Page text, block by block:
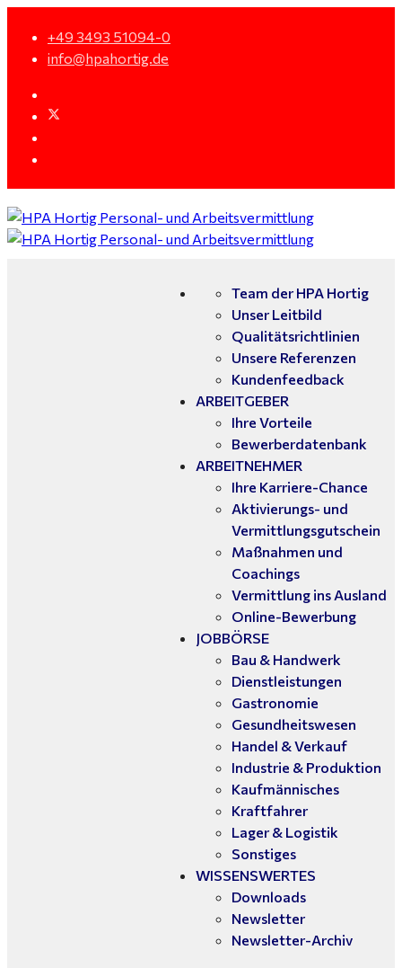
+49 3493 51094-0
info@hpahortig.de
Team der HPA Hortig
Unser Leitbild
Qualitätsrichtlinien
Unsere Referenzen
Kundenfeedback
ARBEITGEBER
Ihre Vorteile
Bewerberdatenbank
ARBEITNEHMER
Ihre Karriere-Chance
Aktivierungs- und
Vermittlungsgutschein
Maßnahmen und
Coachings
Vermittlung ins Ausland
Online-Bewerbung
JOBBÖRSE
Bau & Handwerk
Dienstleistungen
Gastronomie
Gesundheitswesen
Handel & Verkauf
Industrie & Produktion
Kaufmännisches
Kraftfahrer
Lager & Logistik
Sonstiges
WISSENSWERTES
Downloads
Newsletter
Newsletter-Archiv